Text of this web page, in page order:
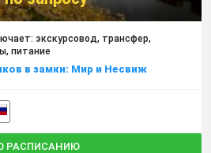
экскурсовод, трансфер,
питание
в замки: Мир и Несвиж
РАСПИСАНИЮ